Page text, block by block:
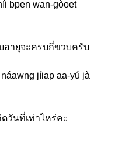
bpen wan-gòoet
อายุจะครบกี่ขวบครับ
jíiap aa-yú jà
ดวันที่เท่าไหร่คะ